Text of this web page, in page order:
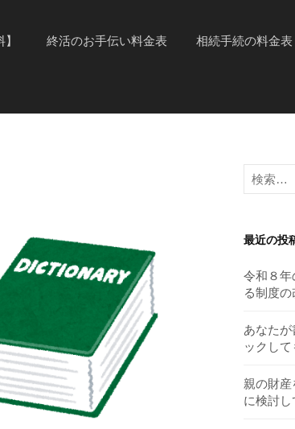
終活のお手伝い料金表 相続手続の料金表
検
索:
最近の投
令和８年
る制度
あなたが
ックして
親の財産
に検討し